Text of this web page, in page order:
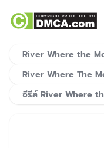
River Where the
River Where The
ซีรีส์ River Where